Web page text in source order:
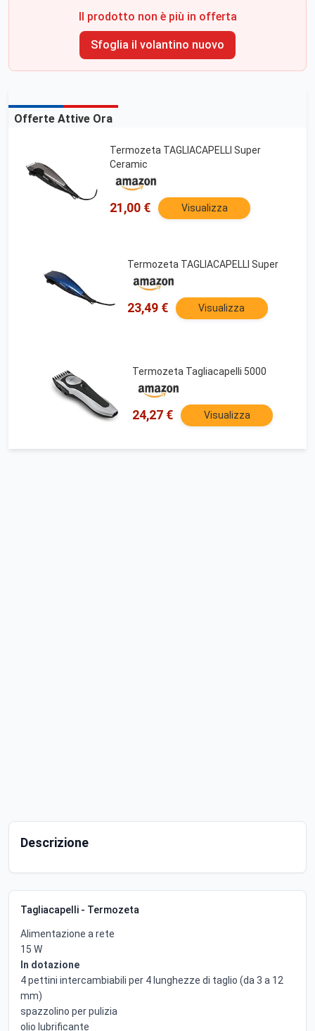
Il prodotto non è più in offerta
Sfoglia il volantino nuovo
Offerte Attive Ora
Termozeta TAGLIACAPELLI Super
Ceramic
21,00 € Visualizza
Termozeta TAGLIACAPELLI Super
23,49 € Visualizza
Termozeta Tagliacapelli 5000
24,27 € Visualizza
Descrizione
Tagliacapelli - Termozeta
Alimentazione a rete
15 W
In dotazione
4 pettini intercambiabili per 4 lunghezze di taglio (da 3 a 12
mm)
spazzolino per pulizia
olio lubrificante